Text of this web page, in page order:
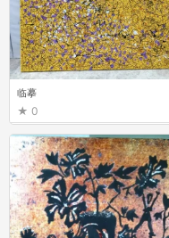
临摹
0